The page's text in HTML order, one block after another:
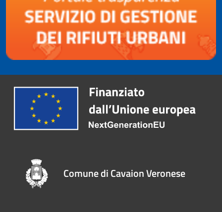
Comune di Cavaion Veronese